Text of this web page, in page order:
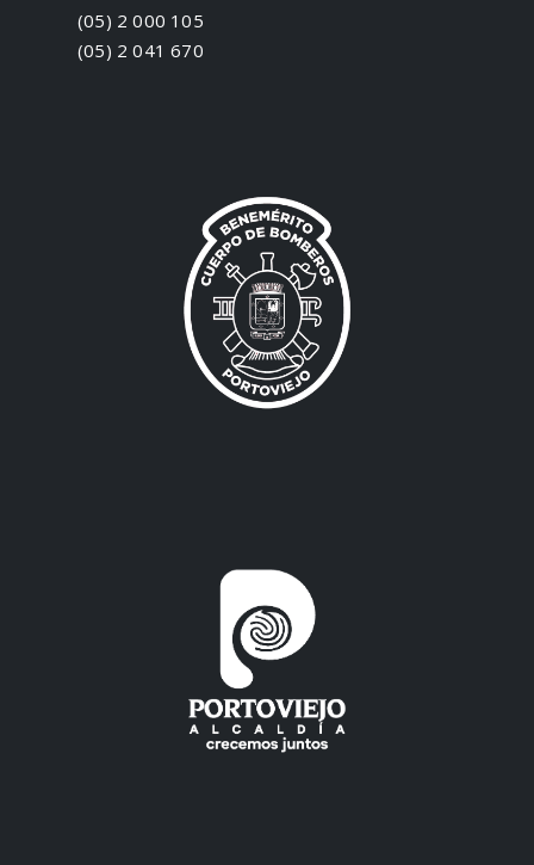
(05) 2 000 105
(05) 2 041 670